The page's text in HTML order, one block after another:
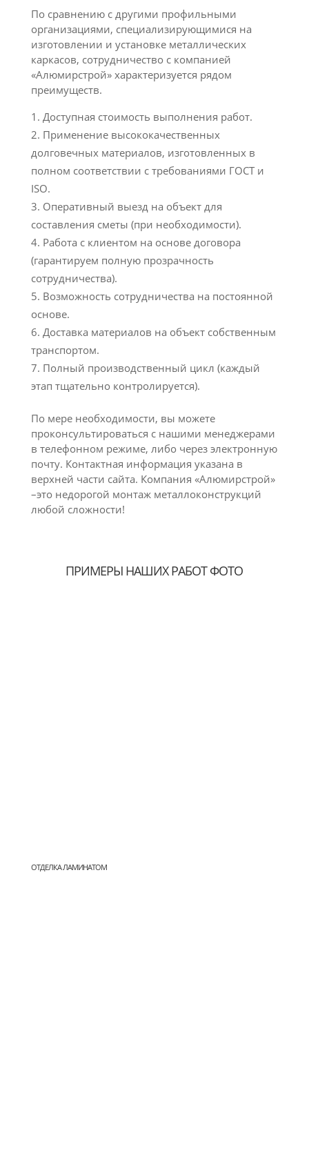
По сравнению с другими профильными
организациями, специализирующимися на
изготовлении и установке металлических
каркасов, сотрудничество с компанией
«Алюмирстрой» характеризуется рядом
преимуществ.
Доступная стоимость выполнения работ.
Применение высококачественных
долговечных материалов, изготовленных в
полном соответствии с требованиями ГОСТ и
ISO.
Оперативный выезд на объект для
составления сметы (при необходимости).
Работа с клиентом на основе договора
(гарантируем полную прозрачность
сотрудничества).
Возможность сотрудничества на постоянной
основе.
Доставка материалов на объект собственным
транспортом.
Полный производственный цикл (каждый
этап тщательно контролируется).
По мере необходимости, вы можете
проконсультироваться с нашими менеджерами
в телефонном режиме, либо через электронную
почту. Контактная информация указана в
верхней части сайта. Компания «Алюмирстрой»
–это недорогой монтаж металлоконструкций
любой сложности!
ПРИМЕРЫ НАШИХ РАБОТ ФОТО
ОТДЕЛКА ЛАМИНАТОМ